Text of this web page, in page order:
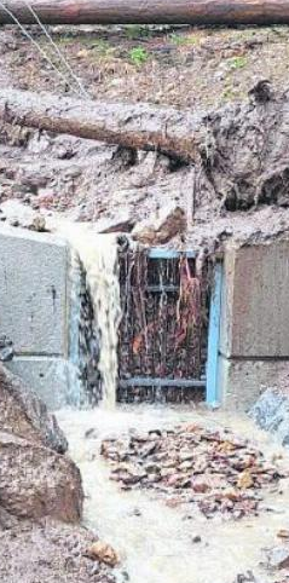
pumpten über
«Die
Behörden
für ihre
die Hotelleitung.
mit den
und der Bewertung
ist es noch zu
Kosten zu
der Wintersaison
Ausmass der Schäden
Hotel wieder geöffnet
gesucht. Wir
der Ultima-Kette
Für Mitarbeiter, die in